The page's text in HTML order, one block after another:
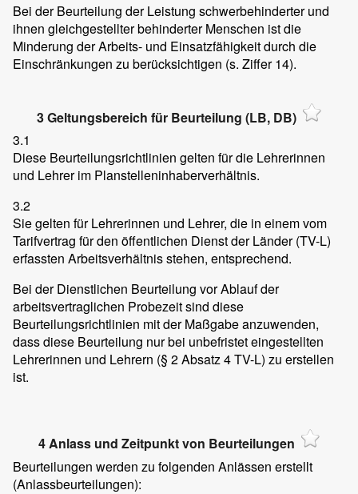
Bei der Beurteilung der Leistung schwerbehinderter und
ihnen gleichgestellter behinderter Menschen ist die
Minderung der Arbeits- und Einsatzfähigkeit durch die
Einschränkungen zu berücksichtigen (s. Ziffer 14).
3 Geltungsbereich für Beurteilung (LB, DB)
3.1
Diese Beurteilungsrichtlinien gelten für die Lehrerinnen
und Lehrer im Planstelleninhaberverhältnis.
3.2
Sie gelten für Lehrerinnen und Lehrer, die in einem vom
Tarifvertrag für den öffentlichen Dienst der Länder (TV-L)
erfassten Arbeitsverhältnis stehen, entsprechend.
Bei der Dienstlichen Beurteilung vor Ablauf der
arbeitsvertraglichen Probezeit sind diese
Beurteilungsrichtlinien mit der Maßgabe anzuwenden,
dass diese Beurteilung nur bei unbefristet eingestellten
Lehrerinnen und Lehrern (§ 2 Absatz 4 TV-L) zu erstellen
ist.
4 Anlass und Zeitpunkt von Beurteilungen
Beurteilungen werden zu folgenden Anlässen erstellt
(Anlassbeurteilungen):